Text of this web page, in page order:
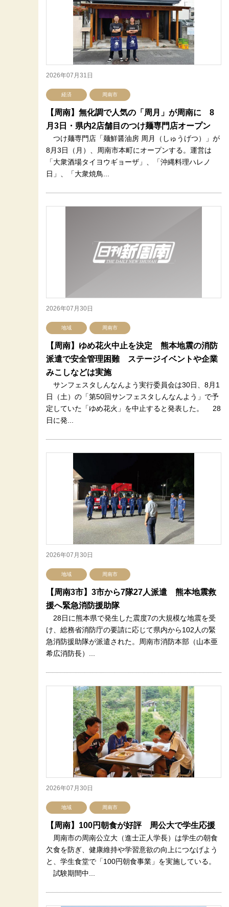
2026年07月31日
経済 周南市
【周南】無化調で人気の「周月」が周南に 8
月3日・県内2店舗目のつけ麺専門店オープン
つけ麺専門店「麺鮮醤油房 周月（しゅうげつ）」が
8月3日（月）、周南市本町にオープンする。運営は
「大衆酒場タイヨウギョーザ」、「沖縄料理ハレノ
日」、「大衆焼鳥...
2026年07月30日
地域 周南市
【周南】ゆめ花火中止を決定 熊本地震の消防
派遣で安全管理困難 ステージイベントや企業
みこしなどは実施
サンフェスタしんなんよう実行委員会は30日、8月1
日（土）の「第50回サンフェスタしんなんよう」で予
定していた「ゆめ花火」を中止すると発表した。 28
日に発...
2026年07月30日
地域 周南市
【周南3市】3市から7隊27人派遣 熊本地震救
援へ緊急消防援助隊
28日に熊本県で発生した震度7の大規模な地震を受
け、総務省消防庁の要請に応じて県内から102人の緊
急消防援助隊が派遣された。周南市消防本部（山本亜
希広消防長）...
2026年07月30日
地域 周南市
【周南】100円朝食が好評 周公大で学生応援
周南市の周南公立大（進士正人学長）は学生の朝食
欠食を防ぎ、健康維持や学習意欲の向上につなげよう
と、学生食堂で「100円朝食事業」を実施している。
試験期間中...